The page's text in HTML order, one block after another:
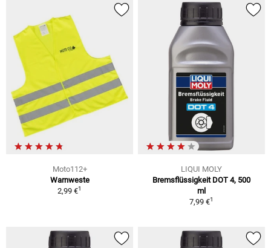
Moto112+
Warnweste
2,99 €1
LIQUI MOLY
Bremsflüssigkeit DOT 4, 500
ml
7,99 €1